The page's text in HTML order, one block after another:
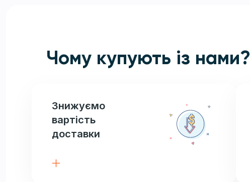
Чому купують із нами?
Знижуємо
вартість
доставки